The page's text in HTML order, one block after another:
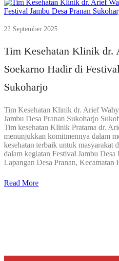
22 September 2025
Tim Kesehatan Klinik dr.
Soekarno Hadir di
Sukoharjo
Tim Kesehatan Klinik dr. Arief
Jambu Desa Pranan Sukoharjo
Tim kesehatan Klinik Pratama dr.
menunjukkan komitmennya dalam
kesehatan terbaik untuk masyarakat
dalam kegiatan Festival Jambu
Lapangan Desa Pranan,
Read More